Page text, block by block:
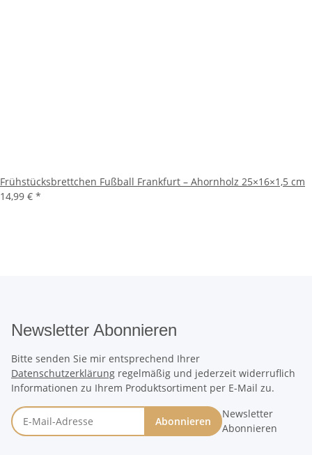
Frühstücksbrettchen Fußball Frankfurt – Ahornholz 25×16×1,5 cm
14,99 € *
Newsletter Abonnieren
Bitte senden Sie mir entsprechend Ihrer
Datenschutzerklärung regelmäßig und jederzeit widerruflich
Informationen zu Ihrem Produktsortiment per E-Mail zu.
Abonnieren
Newsletter
Abonnieren